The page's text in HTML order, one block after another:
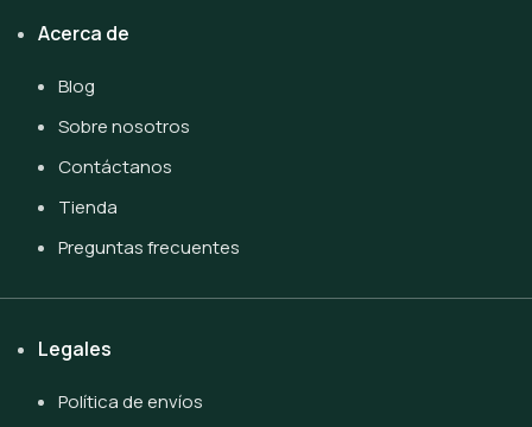
Acerca de
Blog
Sobre nosotros
Contáctanos
Tienda
Preguntas frecuentes
Legales
Política de envíos